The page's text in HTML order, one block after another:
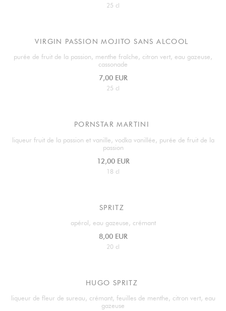
25 cl
VIRGIN PASSION MOJITO SANS ALCOOL
purée de fruit de la passion, menthe fraîche, citron vert, eau gazeuse,
cassonade
7,00 EUR
25 cl
PORNSTAR MARTINI
liqueur fruit de la passion et vanille, vodka vanillée, purée de fruit de la
passion
12,00 EUR
18 cl
SPRITZ
apérol, eau gazeuse, crémant
8,00 EUR
20 cl
HUGO SPRITZ
liqueur de fleur de sureau, crémant, feuilles de menthe, citron vert, eau
gazeuse